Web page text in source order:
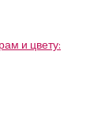
и цвету: